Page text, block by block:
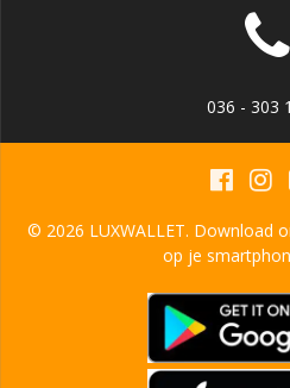
036 - 303
© 2026 LUXWALLET. Download
op je